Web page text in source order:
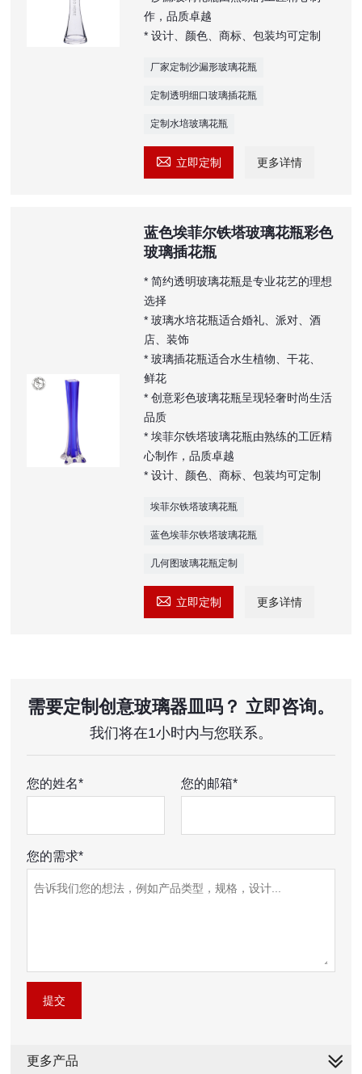
作，品质卓越
* 设计、颜色、商标、包装均可定制
厂家定制沙漏形玻璃花瓶
定制透明细口玻璃插花瓶
定制水培玻璃花瓶
 立即定制 更多详情
蓝色埃菲尔铁塔玻璃花瓶彩色
玻璃插花瓶
* 简约透明玻璃花瓶是专业花艺的理想
选择
* 玻璃水培花瓶适合婚礼、派对、酒
店、装饰
* 玻璃插花瓶适合水生植物、干花、
鲜花
* 创意彩色玻璃花瓶呈现轻奢时尚生活
品质
* 埃菲尔铁塔玻璃花瓶由熟练的工匠精
心制作，品质卓越
* 设计、颜色、商标、包装均可定制
埃菲尔铁塔玻璃花瓶
蓝色埃菲尔铁塔玻璃花瓶
几何图玻璃花瓶定制
 立即定制 更多详情
需要定制创意玻璃器皿吗？ 立即咨询。
我们将在1小时内与您联系。
您的姓名* 您的邮箱*
您的需求*
提交
更多产品